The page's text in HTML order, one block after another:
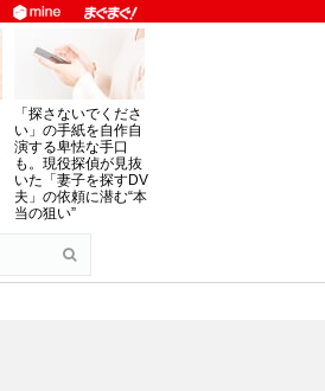
「探さないでくださ
い」の手紙を自作自
演する卑怯な手口
も。現役探偵が見抜
いた「妻子を探すDV
夫」の依頼に潜む“本
当の狙い”